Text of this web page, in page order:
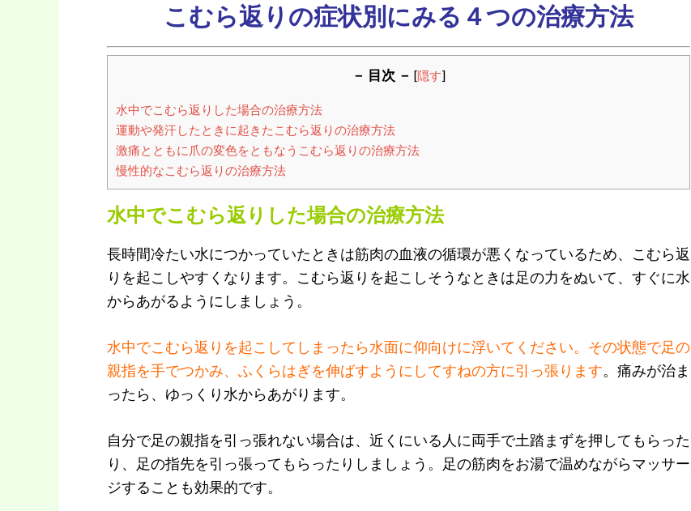
こむら返りの症状別にみる４つの治療方法
－ 目次 － [隠す]
水中でこむら返りした場合の治療方法
運動や発汗したときに起きたこむら返りの治療方法
激痛とともに爪の変色をともなうこむら返りの治療方法
慢性的なこむら返りの治療方法
水中でこむら返りした場合の治療方法
長時間冷たい水につかっていたときは筋肉の血液の循環が悪くなっているため、こむら返
りを起こしやすくなります。こむら返りを起こしそうなときは足の力をぬいて、すぐに水
からあがるようにしましょう。
水中でこむら返りを起こしてしまったら水面に仰向けに浮いてください。その状態で足の
親指を手でつかみ、ふくらはぎを伸ばすようにしてすねの方に引っ張ります。痛みが治ま
ったら、ゆっくり水からあがります。
自分で足の親指を引っ張れない場合は、近くにいる人に両手で土踏まずを押してもらった
り、足の指先を引っ張ってもらったりしましょう。足の筋肉をお湯で温めながらマッサー
ジすることも効果的です。